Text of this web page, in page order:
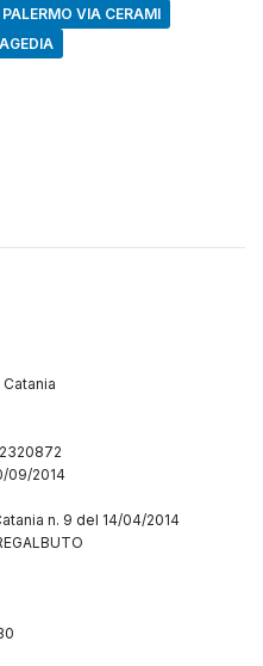
PALERMO VIA CERAMI
09/2014
n. 9 del 14/04/2014